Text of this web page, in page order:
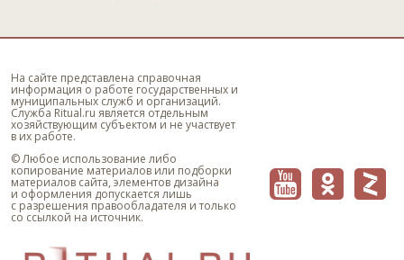
На сайте представлена справочная
информация о работе государственных и
муниципальных служб и организаций.
Служба Ritual.ru является отдельным
хозяйствующим субъектом и не участвует
в их работе.
© Любое использование либо
копирование материалов или подборки
материалов сайта, элементов дизайна
и оформления допускается лишь
с разрешения правообладателя и только
со ссылкой на источник.